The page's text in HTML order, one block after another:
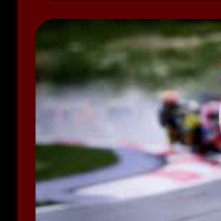
Speaker 0: Und da wird
bekannten Fahrern und
steigert man quasi die
Speaker 0: zu dem und
Tukati-Fahrer ein gutes
Wahrscheinlichkeit dass
für sie zu fahren